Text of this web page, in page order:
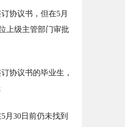
协议书，但在5月
上级主管部门审批
协议书的毕业生，
月30日前仍未找到